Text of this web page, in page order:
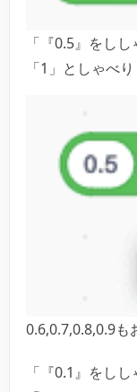
「『0.5』をし
「1」としゃべり
0.6,0.7,0.8,0.9も
「『0.1』をし